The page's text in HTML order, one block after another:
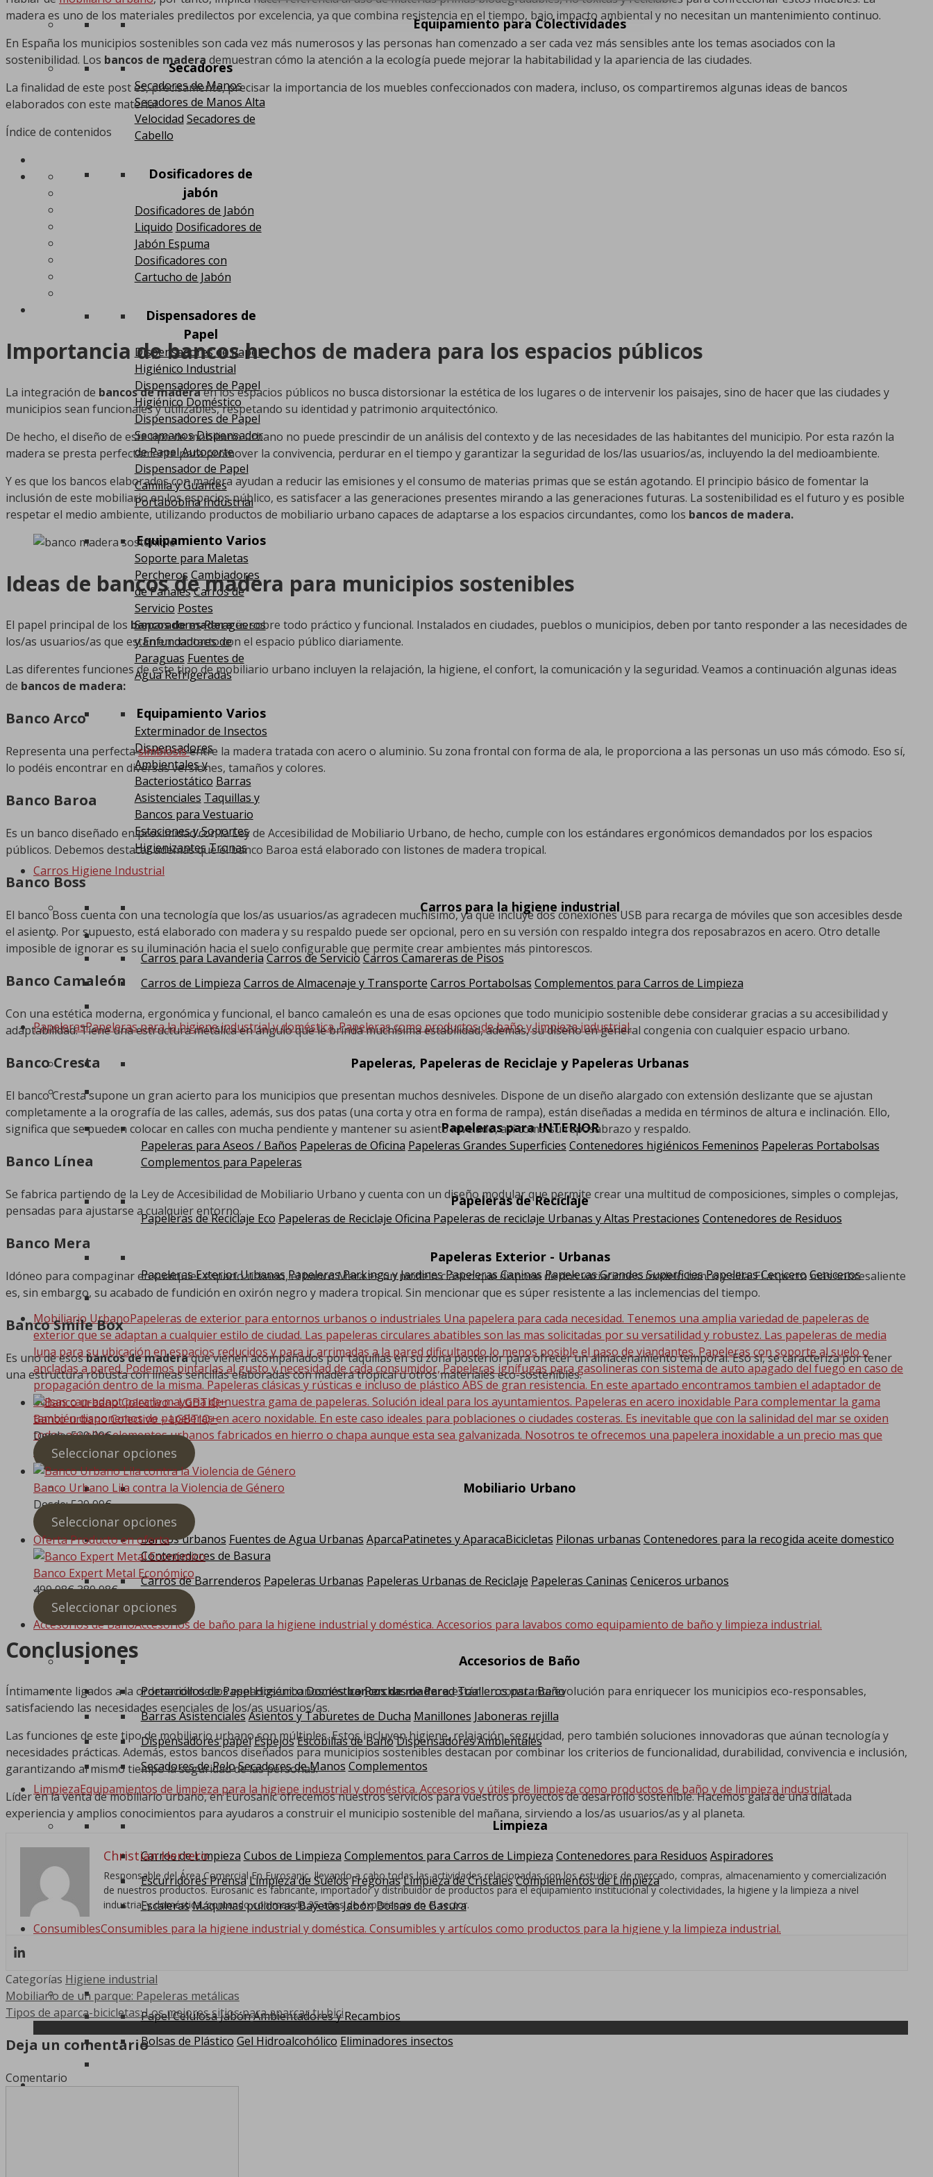
Equipamiento para Colectividades
Secadores
Secadores de Manos
Secadores de Manos Alta
Velocidad Secadores de
Cabello
Dosificadores de
jabón
Dosificadores de Jabón
Liquido Dosificadores de
Jabón Espuma
Dosificadores con
Cartucho de Jabón
Dispensadores de
Papel
Dispensadores de Papel
Higiénico Industrial
Dispensadores de Papel
Higiénico Doméstico
Dispensadores de Papel
SecamanosDispensador
de Papel Autocorte
Dispensador de Papel
Camilla y Guantes
Portabobina Industrial
Equipamiento Varios
Soporte para Maletas
Percheros Cambiadores
de PañalesCarros de
Servicio Postes
SeparadoresParagüeros
y Enfundadores de
Paraguas Fuentes de
Agua Refrigeradas
Equipamiento Varios
Exterminador de Insectos
Dispensadores
Ambientales y
Bacteriostático Barras
Asistenciales Taquillas y
Bancos para Vestuario
Estaciones y Soportes
Higienizantes Tronas
Carros Higiene Industrial
Carros para la higiene industrial
Carros para Lavanderia Carros de Servicio Carros Camareras de Pisos
Carros de Limpieza Carros de Almacenaje y Transporte Carros Portabolsas Complementos para Carros de Limpieza
PapelerasPapeleras para la higiene industrial y doméstica. Papeleras como productos de baño y limpieza industrial.
Papeleras, Papeleras de Reciclaje y Papeleras Urbanas
Papeleras para INTERIOR
Papeleras para Aseos / Baños Papeleras de Oficina Papeleras Grandes Superficies Contenedores higiénicos Femeninos Papeleras Portabolsas
Complementos para Papeleras
Papeleras de Reciclaje
Papeleras de Reciclaje Eco Papeleras de Reciclaje Oficina Papeleras de reciclaje Urbanas y Altas Prestaciones Contenedores de Residuos
Papeleras Exterior - Urbanas
Papeleras Exterior Urbanas Papeleras Parkings y JardinesPapeleras Caninas Papeleras Grandes SuperficiesPapeleras CeniceroCeniceros
Mobiliario UrbanoPapeleras de exterior para entornos urbanos o industriales Una papelera para cada necesidad. Tenemos una amplia variedad de papeleras de
exterior que se adaptan a cualquier estilo de ciudad. Las papeleras circulares abatibles son las mas solicitadas por su versatilidad y robustez. Las papeleras de media
luna para su ubicación en espacios reducidos y para ir arrimadas a la pared dificultando lo menos posible el paso de viandantes. Papeleras con soporte al suelo o
ancladas a pared. Podemos pintarlas al gusto y necesidad de cada consumidor, Papeleras ignífugas para gasolineras con sistema de auto apagado del fuego en caso de
propagación dentro de la misma. Papeleras clásicas y rústicas e incluso de plástico ABS de gran resistencia. En este apartado encontramos tambien el adaptador de
bolsas can-adapt para la mayoria de nuestra gama de papeleras. Solución ideal para los ayuntamientos. Papeleras en acero inoxidable Para complementar la gama
también disponemos de papeleras en acero noxidable. En este caso ideales para poblaciones o ciudades costeras. Es inevitable que con la salinidad del mar se oxiden
todos aquellos elementos urbanos fabricados en hierro o chapa aunque esta sea galvanizada. Nosotros te ofrecemos una papelera inoxidable a un precio mas que
competitivo. Bancos…
Mobiliario Urbano
Bancos urbanos Fuentes de Agua Urbanas AparcaPatinetes y AparacaBicicletas Pilonas urbanas Contenedores para la recogida aceite domestico
Contenedores de Basura
Carros de Barrenderos Papeleras Urbanas Papeleras Urbanas de Reciclaje Papeleras Caninas Ceniceros urbanos
Accesorios de BañoAccesorios de baño para la higiene industrial y doméstica. Accesorios para lavabos como equipamiento de baño y limpieza industrial.
Accesorios de Baño
Portarrollos de Papel Higiénico Doméstico Perchas de ParedToalleros para Baño
Barras AsistencialesAsientos y Taburetes de Ducha Manillones Jaboneras rejilla
Dispensadores papel EspejosEscobillas de BañoDispensadores Ambientales
Secadores de PeloSecadores de Manos Complementos
LimpiezaEquipamientos de limpieza para la higiene industrial y doméstica. Accesorios y útiles de limpieza como productos de baño y de limpieza industrial.
Limpieza
Carros de Limpieza Cubos de Limpieza Complementos para Carros de Limpieza Contenedores para Residuos Aspiradores
Escurridores Prensa Limpieza de SuelosFregonas Limpieza de CristalesComplementos de Limpieza
EscalerasMáquinas pulidorasBayetas JabónBolsas de Basura
ConsumiblesConsumibles para la higiene industrial y doméstica. Consumibles y artículos como productos para la higiene y la limpieza industrial.
Papel CelulosaJabónAmbientadores y Recambios
Bolsas de Plástico Gel Hidroalcohólico Eliminadores insectos
0
madera es uno de los materiales predilectos por excelencia, ya que combina resistencia en el tiempo, bajo impacto ambiental y no necesitan un mantenimiento continuo.
En España los municipios sostenibles son cada vez más numerosos y las personas han comenzado a ser cada vez más sensibles ante los temas asociados con la
sostenibilidad. Los bancos de madera demuestran cómo la atención a la ecología puede mejorar la habitabilidad y la apariencia de las ciudades.
La finalidad de este post es, precisamente, precisar la importancia de los muebles confeccionados con madera, incluso, os compartiremos algunas ideas de bancos
elaborados con este material.
Índice de contenidos
Importancia de bancos hechos de madera para los espacios públicos
La integración de bancos de maderaen los espacios públicos no busca distorsionar la estética de los lugares o de intervenir los paisajes, sino de hacer que las ciudades y
municipios sean funcionales y utilizables, respetando su identidad y patrimonio arquitectónico.
De hecho, el diseño de este tipo de mobiliario urbano no puede prescindir de un análisis del contexto y de las necesidades de las habitantes del municipio. Por esta razón la
madera se presta perfectamente para promover la convivencia, perdurar en el tiempo y garantizar la seguridad de los/las usuarios/as, incluyendo la del medioambiente.
Y es que los bancos elaborados con madera ayudan a reducir las emisiones y el consumo de materias primas que se están agotando. El principio básico de fomentar la
inclusión de este mobiliario en los espacios público, es satisfacer a las generaciones presentes mirando a las generaciones futuras. La sostenibilidad es el futuro y es posible
respetar el medio ambiente, utilizando productos de mobiliario urbano capaces de adaptarse a los espacios circundantes, como los bancos de madera.
Ideas de bancos de madera para municipios sostenibles
El papel principal de los bancos de maderaes sobre todo práctico y funcional. Instalados en ciudades, pueblos o municipios, deben por tanto responder a las necesidades de
los/as usuarios/as que están en contacto con el espacio público diariamente.
Las diferentes funciones de este tipo de mobiliario urbano incluyen la relajación, la higiene, el confort, la comunicación y la seguridad. Veamos a continuación algunas ideas
de bancos de madera:
Banco Arco
Representa una perfectasimbiosisentre la madera tratada con acero o aluminio. Su zona frontal con forma de ala, le proporciona a las personas un uso más cómodo. Eso sí,
lo podéis encontrar en diversas versiones, tamaños y colores.
Banco Baroa
Es un banco diseñado en proximidad con la Ley de Accesibilidad de Mobiliario Urbano, de hecho, cumple con los estándares ergonómicos demandados por los espacios
públicos. Debemos destacar además que el banco Baroa está elaborado con listones de madera tropical.
Banco Boss
El banco Boss cuenta con una tecnología que los/as usuarios/as agradecen muchísimo, ya que incluye dos conexiones USB para recarga de móviles que son accesibles desde
el asiento. Por supuesto, está elaborado con madera y su respaldo puede ser opcional, pero en su versión con respaldo integra dos reposabrazos en acero. Otro detalle
imposible de ignorar es su iluminación hacia el suelo configurable que permite crear ambientes más pintorescos.
Banco Camaleón
Con una estética moderna, ergonómica y funcional, el banco camaleón es una de esas opciones que todo municipio sostenible debe considerar gracias a su accesibilidad y
adaptabilidad. Tiene una estructura metálica en ángulo que le brinda muchísima estabilidad, además, su diseño en general congenia con cualquier espacio urbano.
Banco Cresta
El banco Cresta supone un gran acierto para los municipios que presentan muchos desniveles. Dispone de un diseño alargado con extensión deslizante que se ajustan
completamente a la orografía de las calles, además, sus dos patas (una corta y otra en forma de rampa), están diseñadas a medida en términos de altura e inclinación. Ello,
significa que se pueden colocar en calles con mucha pendiente y mantener su asiento nivelado, así como su reposabrazo y respaldo.
Banco Línea
Se fabrica partiendo de la Ley de Accesibilidad de Mobiliario Urbano y cuenta con un diseño modular que permite crear una multitud de composiciones, simples o complejas,
pensadas para ajustarse a cualquier entorno.
Banco Mera
Idóneo para compaginar en cualquier espacio urbano, el banco Mera es un modelo clásico que dispone de dos variaciones: modelo banco y silla. El aspecto más sobresaliente
es, sin embargo, su acabado de fundición en oxirón negro y madera tropical. Sin mencionar que es súper resistente a las inclemencias del tiempo.
Banco Smile Box
Es uno de esosbancos de maderaque vienen acompañados por taquillas en su zona posterior para ofrecer un almacenamiento temporal. Eso sí, se caracteriza por tener
una estructura robusta con líneas sencillas elaboradas con madera tropical u otros materiales eco-sostenibles.
Banco urbano Colectivo – LGBTIQ+
Desde:529,99€
Seleccionar opciones
Banco Urbano Lila contra la Violencia de Género
Desde:529,99€
Seleccionar opciones
OfertaProducto en oferta
Banco Expert Metal Económico
499,98€389,98€
Seleccionar opciones
Conclusiones
Íntimamente ligados a la ordenación de los espacios urbanos, losbancos de maderaestán en constante evolución para enriquecer los municipios eco-responsables,
satisfaciendo las necesidades esenciales de los/as usuarios/as.
Las funciones de este tipo de mobiliario urbano son múltiples. Estos incluyen higiene, relajación, seguridad, pero también soluciones innovadoras que aúnan tecnología y
necesidades prácticas. Además, estos bancos diseñados para municipios sostenibles destacan por combinar los criterios de funcionalidad, durabilidad, convivencia e inclusión,
garantizando al mismo tiempo la seguridad de las personas.
Líder en la venta de mobiliario urbano, en Eurosanic ofrecemos nuestros servicios para vuestros proyectos de desarrollo sostenible. Hacemos gala de una dilatada
experiencia y amplios conocimientos para ayudaros a construir el municipio sostenible del mañana, sirviendo a los/as usuarios/as y al planeta.
Christian Herrero
Responsable del Área Comercial En Eurosanic, llevando a cabo todas las actividades relacionadas con los estudios de mercado, compras, almacenamiento y comercialización
de nuestros productos. Eurosanic es fabricante, importador y distribuidor de productos para el equipamiento institucional y colectividades, la higiene y la limpieza a nivel
industrial y doméstica, contando con mas de 35 años de experiencia en el sector.
Categorías Higiene industrial
Mobiliario de un parque: Papeleras metálicas
Tipos de aparca-bicicletas: Los mejores sitios para aparcar tu bici
Deja un comentario
Comentario